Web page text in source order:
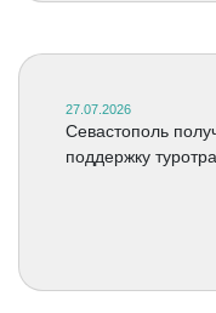
27.07.2026
Севастополь
поддержку